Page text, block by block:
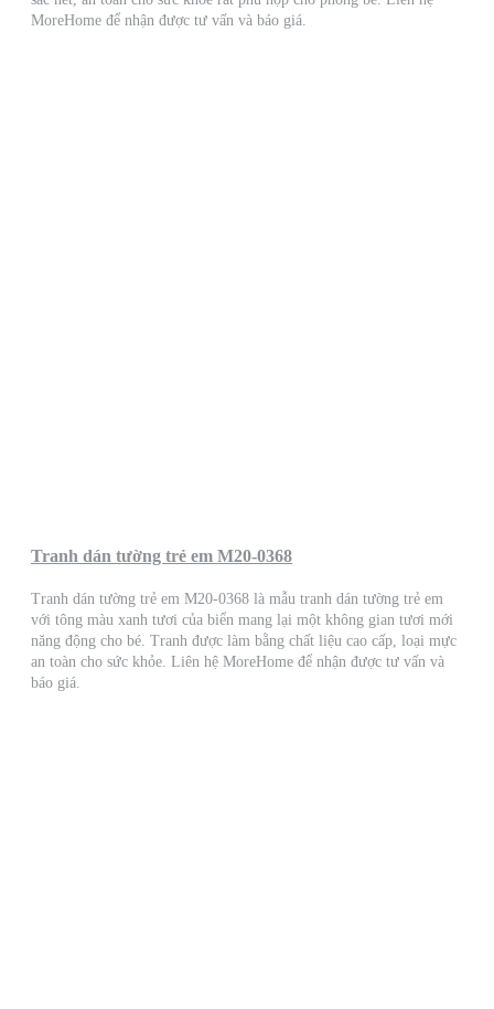
MoreHome để nhận được tư vấn và báo giá.
Tranh dán tường trẻ em M20-0368
Tranh dán tường trẻ em M20-0368 là mẫu tranh dán tường trẻ em
với tông màu xanh tươi của biển mang lại một không gian tươi mới
năng động cho bé. Tranh được làm bằng chất liệu cao cấp, loại mực
an toàn cho sức khỏe. Liên hệ MoreHome để nhận được tư vấn và
báo giá.